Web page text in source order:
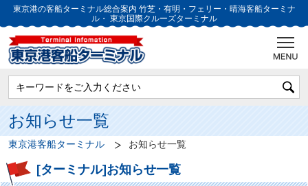
東京港の客船ターミナル総合案内 竹芝・有明・フェリー・晴海客船ターミナ
ル・ 東京国際クルーズターミナル
お知らせ一覧
東京港客船ターミナル お知らせ一覧
[ターミナル]お知らせ一覧